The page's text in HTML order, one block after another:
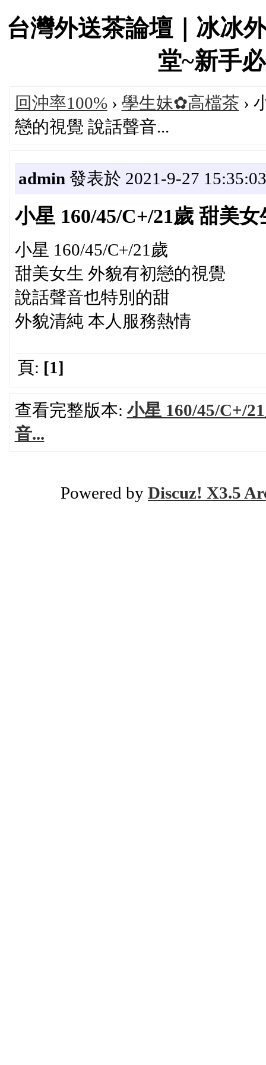
台灣外送茶論壇｜冰冰
堂~新手
回沖率100%› 學生妹✿高檔茶 ›
戀的視覺 說話聲音...
admin 發表於 2021-9-27 15:35:03
小星 160/45/C+/21歲 甜美
小星 160/45/C+/21歲
甜美女生 外貌有初戀的視覺
說話聲音也特別的甜
外貌清純 本人服務熱情
頁: [1]
查看完整版本: 小星 160/45/C+/
音...
Powered by Discuz! X3.5